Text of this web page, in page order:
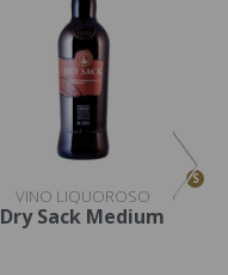
S
VINO LIQUOROSO
Dry Sack Medium